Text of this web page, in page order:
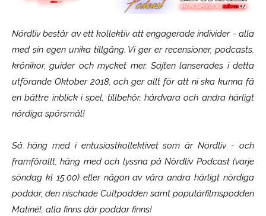
Nördliv består av ett kollektiv att engagerade individer - alla
med sin egen unika tillgång. Vi ger er recensioner, podcasts,
krönikor, guider och mycket mer. Sajten lanserades i detta
utförande Oktober 2018, och ger allt för att ni ska kunna få
en bättre inblick i spel, tillbehör, hårdvara och andra härligt
nördiga spörsmål!
Så häng med i entusiastkollektivet som ärNördliv- och
framförallt, häng med och lyssna på Nördliv Podcast (varje
söndag kl 15.00) eller någon av våra andra härligt nördiga
poddar, den nischade Cultpodden samt populärfilmspodden
Matiné!; alla finns där poddar finns!